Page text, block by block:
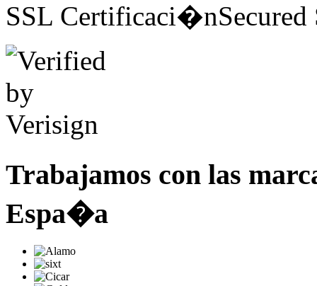
SSL Certificaci�n
Trabajamos con las
Espa�a